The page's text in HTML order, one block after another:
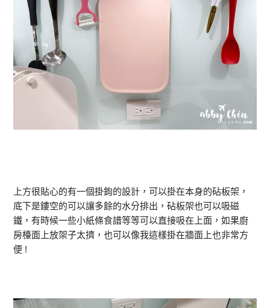
上方很貼心的有一個掛鉤的設計，可以掛在本身的砧板架，
底下是鏤空的可以讓多餘的水分排出，砧板架也可以吸磁
鐵，有時候一些小紙條食譜等等可以直接吸在上面，如果廚
房檯面上放架子太擠，也可以像我這樣掛在牆面上也非常方
便 !